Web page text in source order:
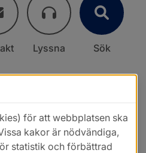
Lyssna Sök
för att webbplatsen ska
kakor är nödvändiga,
statistik och förbättrad